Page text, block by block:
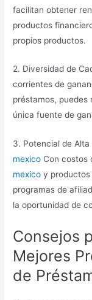
facilitan obtener
productos
propios productos.
2. Diversidad de
corrientes de
préstamos, puedes
única fuente de
3. Potencial de Alta
mexico Con costos
mexico y productos
programas de
la oportunidad de
Consejos
Mejores
de